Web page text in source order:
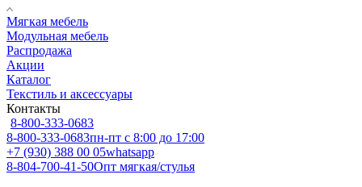
Мягкая мебель
Модульная мебель
Распродажа
Акции
Каталог
Текстиль и аксессуары
Контакты
8-800-333-0683
8-800-333-0683пн-пт с 8:00 до 17:00
+7 (930) 388 00 05whatsapp
8-804-700-41-50Опт мягкая/стулья